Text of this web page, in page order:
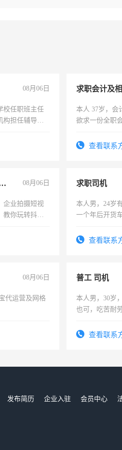
08月06日
校任职班主任
构担任辅导教
求职会计及
本人 37岁，会
欲求一份全职
查看联系
摄、剪辑、抖音快手 08月06日
企业拍摄短视
教你玩转抖音
你玩转抖
求职司机
本人男，24岁
一个年后开货
查看联系
08月06日
代运营及网格
普工 司机
本人男，30岁
也可，吃苦耐
查看联系
发布简历 企业入驻 会员中心